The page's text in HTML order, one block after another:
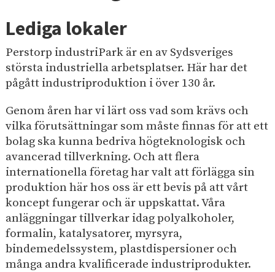
h
å
l
l
e
n
d
u
s
t
i
p
a
r
k
Lediga lokaler
Perstorp industriPark är en av Sydsveriges
största industriella arbetsplatser. Här har det
pågått industriproduktion i över 130 år.
Genom åren har vi lärt oss vad som krävs och
vilka förutsättningar som måste finnas för att ett
bolag ska kunna bedriva högteknologisk och
avancerad tillverkning. Och att flera
internationella företag har valt att förlägga sin
produktion här hos oss är ett bevis på att vårt
koncept fungerar och är uppskattat. Våra
anläggningar tillverkar idag polyalkoholer,
formalin, katalysatorer, myrsyra,
bindemedelssystem, plastdispersioner och
många andra kvalificerade industriprodukter.